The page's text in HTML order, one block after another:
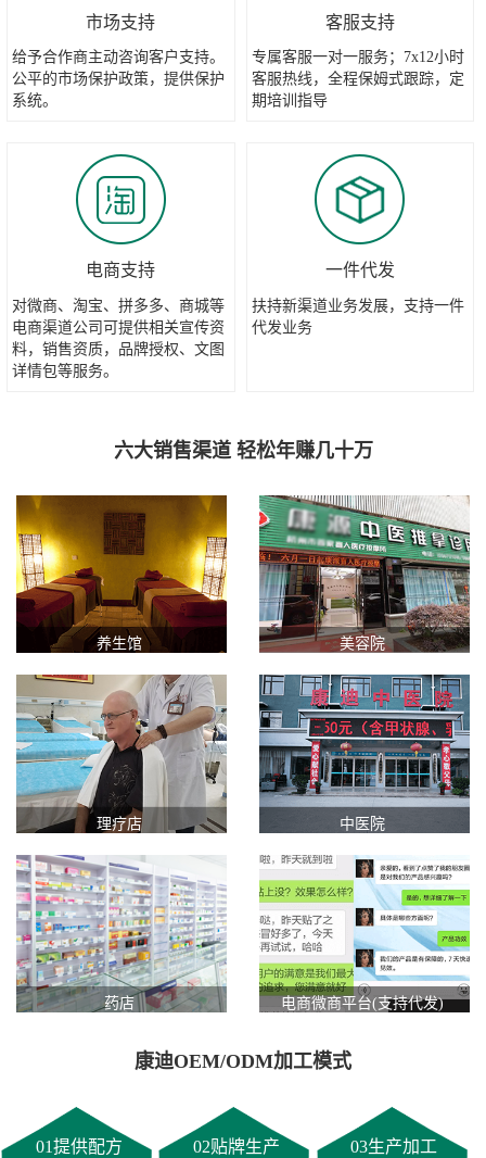
市场支持
给予合作商主动咨询客户支持。
公平的市场保护政策，提供保护
系统。
客服支持
专属客服一对一服务；7x12小时
客服热线，全程保姆式跟踪，定
期培训指导
电商支持
对微商、淘宝、拼多多、商城等
电商渠道公司可提供相关宣传资
料，销售资质，品牌授权、文图
详情包等服务。
一件代发
扶持新渠道业务发展，支持一件
代发业务
六大销售渠道 轻松年赚几十万
养生馆 美容院
理疗店 中医院
药店 电商微商平台(支持代发)
康迪OEM/ODM加工模式
01提供配方 02贴牌生产 03生产加工